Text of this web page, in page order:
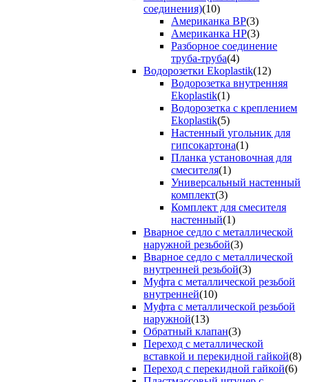
соединения)(10)
Американка ВР(3)
Американка НР(3)
Разборное соединение
труба-труба(4)
Водорозетки Ekoplastik(12)
Водорозетка внутренняя
Ekoplastik(1)
Водорозетка с креплением
Ekoplastik(5)
Настенный угольник для
гипсокартона(1)
Планка установочная для
смесителя(1)
Универсальный настенный
комплект(3)
Комплект для смесителя
настенный(1)
Вварное седло с металлической
наружной резьбой(3)
Вварное седло с металлической
внутренней резьбой(3)
Муфта с металлической резьбой
внутренней(10)
Муфта с металлической резьбой
наружной(13)
Обратный клапан(3)
Переход с металлической
вставкой и перекидной гайкой(8)
Переход с перекидной гайкой(6)